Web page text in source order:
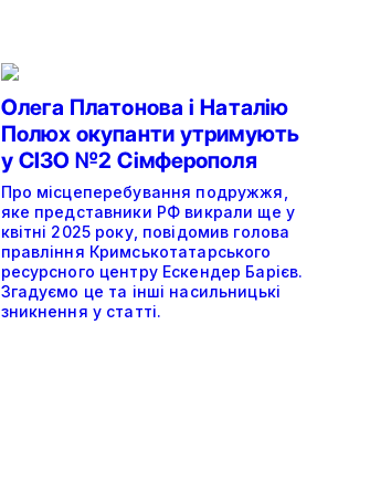
Олега Платонова і Наталію
Полюх окупанти утримують
у СІЗО №2 Сімферополя
Про місцеперебування подружжя,
яке представники РФ викрали ще у
квітні 2025 року, повідомив голова
правління Кримськотатарського
ресурсного центру Ескендер Барієв.
Згадуємо це та інші насильницькі
зникнення у статті.